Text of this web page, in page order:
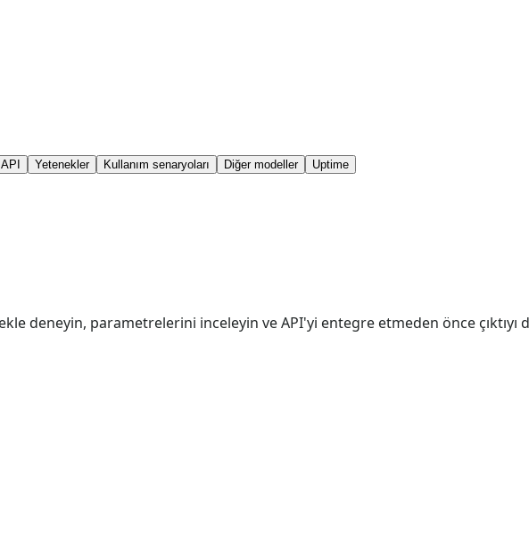
API Yetenekler Kullanım senaryoları Diğer modeller Uptime
deneyin, parametrelerini inceleyin ve API'yi entegre etmeden önce çıktıyı